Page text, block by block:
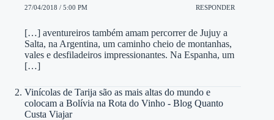
27/04/2018 / 5:00 PM RESPONDER
[…] aventureiros também amam percorrer de Jujuy a
Salta, na Argentina, um caminho cheio de montanhas,
vales e desfiladeiros impressionantes. Na Espanha, um
[…]
Vinícolas de Tarija são as mais altas do mundo e
colocam a Bolívia na Rota do Vinho - Blog Quanto
Custa Viajar